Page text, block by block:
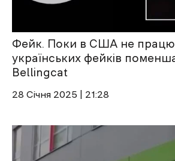
Фейк. Поки в США не
українських фейків
Bellingcat
28 Січня 2025 | 21:28